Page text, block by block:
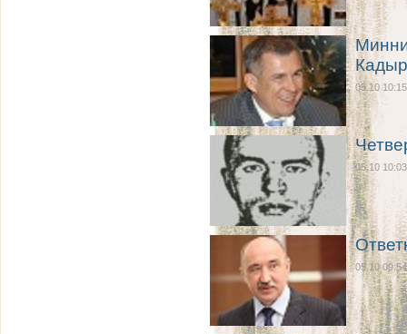
05.10 10:15
05.10 10:03
05.10 09:54